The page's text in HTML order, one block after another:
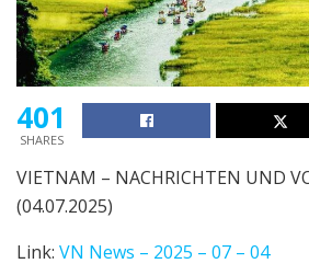
401
SHARES
VIETNAM – NACHRICHTEN UND
(04.07.2025)
Link: VN News – 2025 – 07 – 04